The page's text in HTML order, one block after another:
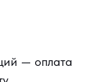
— оплата